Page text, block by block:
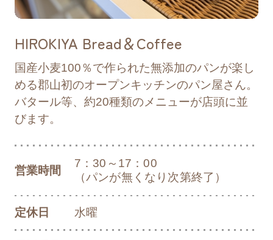
2024/12/25 お知らせ
開成山公園内店舗の年末年始営業予定につ
いて
2024/12/03
開成山公園ご利用に関するアンケート
「歩きスマホ」は危険です
HIROKIYA Bread＆Coffee
国産小麦100％で作られた無添加のパンが楽し
める郡山初のオープンキッチンのパン屋さん。
バタール等、約20種類のメニューが店頭に並
びます。
営業時間
7：30～17：00
（パンが無くなり次第終了）
定休日 水曜